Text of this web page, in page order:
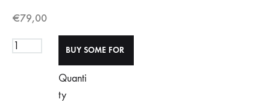
€79,00
Quanti
ty